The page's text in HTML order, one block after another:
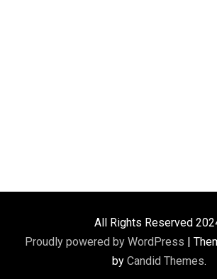
All Rights Reserved
Proudly powered by WordPress
by Candid Themes.